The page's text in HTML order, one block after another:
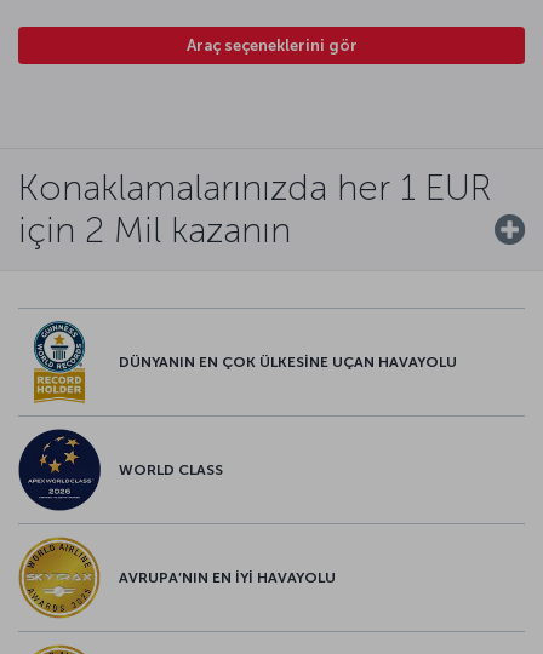
Araç seçeneklerini gör
Konaklamalarınızda her 1 EUR
için 2 Mil kazanın
DÜNYANIN EN ÇOK ÜLKESİNE UÇAN HAVAYOLU
WORLD CLASS
AVRUPA’NIN EN İYİ HAVAYOLU